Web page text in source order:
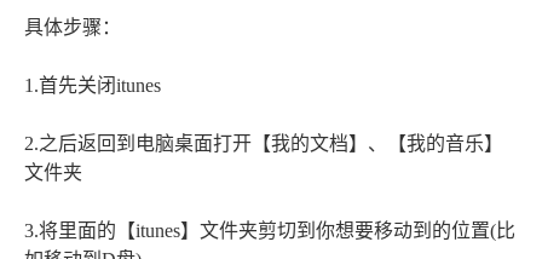
具体步骤：
1.首先关闭itunes
2.之后返回到电脑桌面打开【我的文档】、【我的音乐】
文件夹
3.将里面的【itunes】文件夹剪切到你想要移动到的位置(比